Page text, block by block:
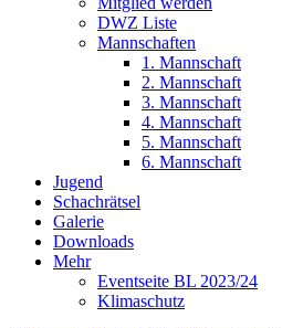
DWZ Liste
Mannschaften
1. Mannschaft
2. Mannschaft
3. Mannschaft
4. Mannschaft
5. Mannschaft
6. Mannschaft
Jugend
Schachrätsel
Galerie
Downloads
Mehr
Eventseite BL 2023/24
Klimaschutz